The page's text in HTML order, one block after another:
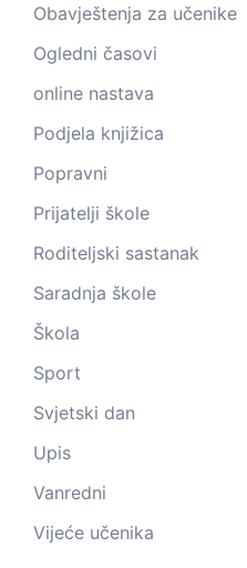
Obavještenja za učenike
Ogledni časovi
online nastava
Podjela knjižica
Popravni
Prijatelji škole
Roditeljski sastanak
Saradnja škole
Škola
Sport
Svjetski dan
Upis
Vanredni
Vijeće učenika